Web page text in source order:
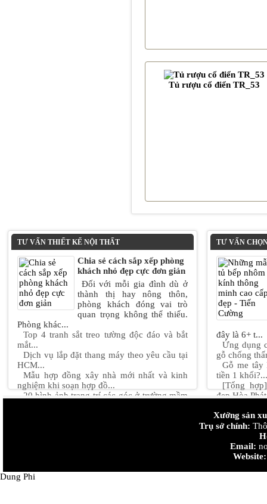
Tủ rượu cổ điển TR_53
TƯ VẤN THIẾT KẾ NỘI THẤT
Chia sẻ cách sắp xếp phòng
khách nhỏ đẹp cực đơn giản
Đối với mỗi gia đình dù ở
thành thị hay nông thôn,
phòng khách đóng vai trò
quan trọng không thể thiếu.
Phòng khác...
Top 4 tranh sắt treo tường độc đáo và bắt
mắt...
Dịch vụ lắp đặt thang máy theo yêu cầu tại
HCM...
Mẫu hợp đồng xây nhà mới nhất và kinh
nghiệm khi soạn hợp đồ...
20 hình ảnh trang trí các góc ở trường mầm
TƯ VẤN
đây là 6+ t...
Ứng dụng
gỗ chống
Gỗ me tây
tiền 1 khối?...
[Tổng
đẹp Hòa
bê tông...
Thiết kế
Cách
trong nhà...
Xưởng sản
Trụ sở chính:
Email:
Website:
Dung Phi